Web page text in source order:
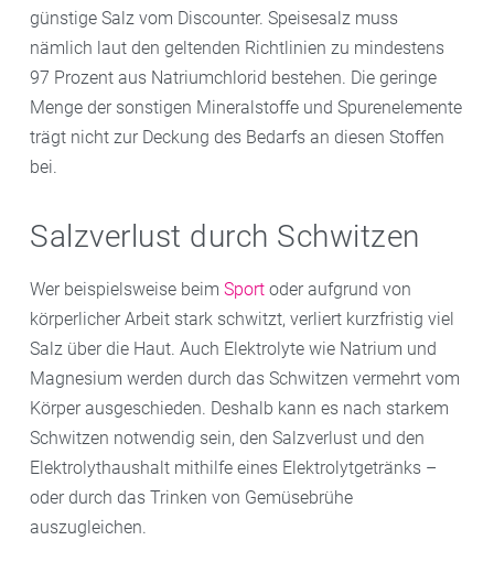
günstige Salz vom Discounter. Speisesalz muss
nämlich laut den geltenden Richtlinien zu mindestens
97 Prozent aus Natriumchlorid bestehen. Die geringe
Menge der sonstigen Mineralstoffe und Spurenelemente
trägt nicht zur Deckung des Bedarfs an diesen Stoffen
bei.
Salzverlust durch Schwitzen
Wer beispielsweise beim Sport oder aufgrund von
körperlicher Arbeit stark schwitzt, verliert kurzfristig viel
Salz über die Haut. Auch Elektrolyte wie Natrium und
Magnesium werden durch das Schwitzen vermehrt vom
Körper ausgeschieden. Deshalb kann es nach starkem
Schwitzen notwendig sein, den Salzverlust und den
Elektrolythaushalt mithilfe eines Elektrolytgetränks –
oder durch das Trinken von Gemüsebrühe
auszugleichen.